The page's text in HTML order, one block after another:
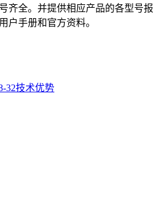
齐全。并提供相应产品的各型号报
户手册和官方资料。
32技术优势